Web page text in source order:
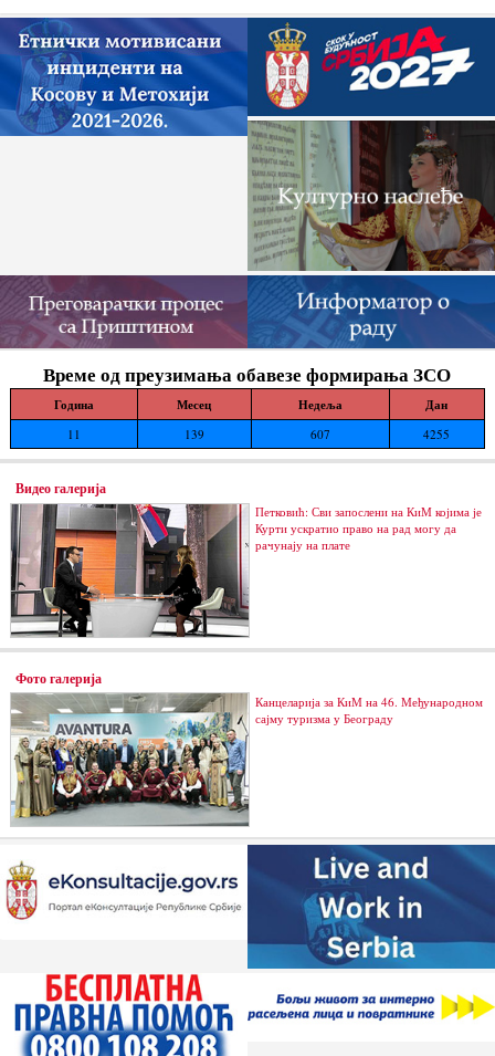
жигоше...
Време од преузимања обавезе формирања ЗСО
Година Месец Недеља Дан
11 139 607 4255
Видео галерија
Петковић: Сви запослени на КиМ којима је
Курти ускратио право на рад могу да
рачунају на плате
Фото галерија
Канцеларија за КиМ на 46. Међународном
сајму туризма у Београду